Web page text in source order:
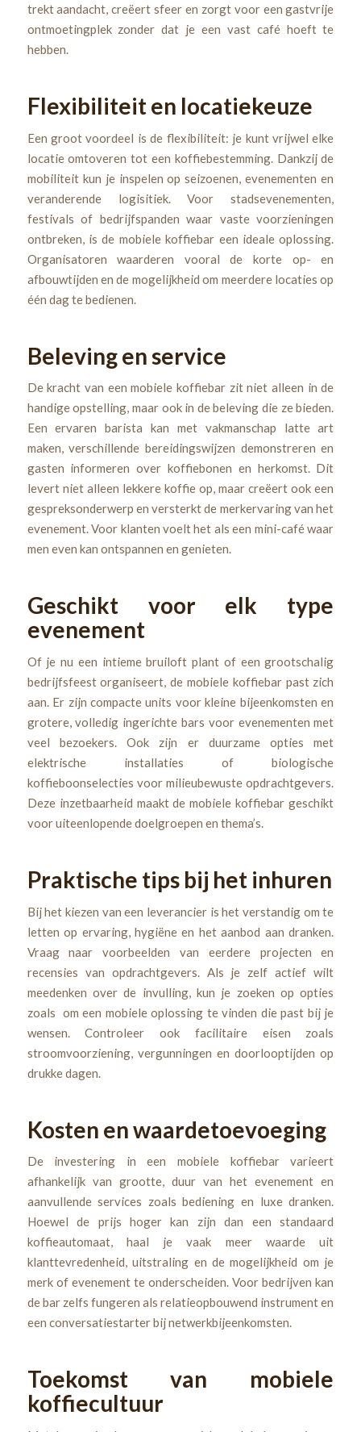
trekt aandacht, creëert sfeer en zorgt voor een gastvrije
ontmoetingplek zonder dat je een vast café hoeft te
hebben.
Flexibiliteit en locatiekeuze
Een groot voordeel is de flexibiliteit: je kunt vrijwel elke
locatie omtoveren tot een koffiebestemming. Dankzij de
mobiliteit kun je inspelen op seizoenen, evenementen en
veranderende logisitiek. Voor stadsevenementen,
festivals of bedrijfspanden waar vaste voorzieningen
ontbreken, is de mobiele koffiebar een ideale oplossing.
Organisatoren waarderen vooral de korte op- en
afbouwtijden en de mogelijkheid om meerdere locaties op
één dag te bedienen.
Beleving en service
De kracht van een mobiele koffiebar zit niet alleen in de
handige opstelling, maar ook in de beleving die ze bieden.
Een ervaren barista kan met vakmanschap latte art
maken, verschillende bereidingswijzen demonstreren en
gasten informeren over koffiebonen en herkomst. Dit
levert niet alleen lekkere koffie op, maar creëert ook een
gespreksonderwerp en versterkt de merkervaring van het
evenement. Voor klanten voelt het als een mini-café waar
men even kan ontspannen en genieten.
Geschikt voor elk type
evenement
Of je nu een intieme bruiloft plant of een grootschalig
bedrijfsfeest organiseert, de mobiele koffiebar past zich
aan. Er zijn compacte units voor kleine bijeenkomsten en
grotere, volledig ingerichte bars voor evenementen met
veel bezoekers. Ook zijn er duurzame opties met
elektrische installaties of biologische
koffieboonselecties voor milieubewuste opdrachtgevers.
Deze inzetbaarheid maakt de mobiele koffiebar geschikt
voor uiteenlopende doelgroepen en thema’s.
Praktische tips bij het inhuren
Bij het kiezen van een leverancier is het verstandig om te
letten op ervaring, hygiëne en het aanbod aan dranken.
Vraag naar voorbeelden van eerdere projecten en
recensies van opdrachtgevers. Als je zelf actief wilt
meedenken over de invulling, kun je zoeken op opties
zoals om een mobiele oplossing te vinden die past bij je
wensen. Controleer ook facilitaire eisen zoals
stroomvoorziening, vergunningen en doorlooptijden op
drukke dagen.
Kosten en waardetoevoeging
De investering in een mobiele koffiebar varieert
afhankelijk van grootte, duur van het evenement en
aanvullende services zoals bediening en luxe dranken.
Hoewel de prijs hoger kan zijn dan een standaard
koffieautomaat, haal je vaak meer waarde uit
klanttevredenheid, uitstraling en de mogelijkheid om je
merk of evenement te onderscheiden. Voor bedrijven kan
de bar zelfs fungeren als relatieopbouwend instrument en
een conversatiestarter bij netwerkbijeenkomsten.
Toekomst van mobiele
koffiecultuur